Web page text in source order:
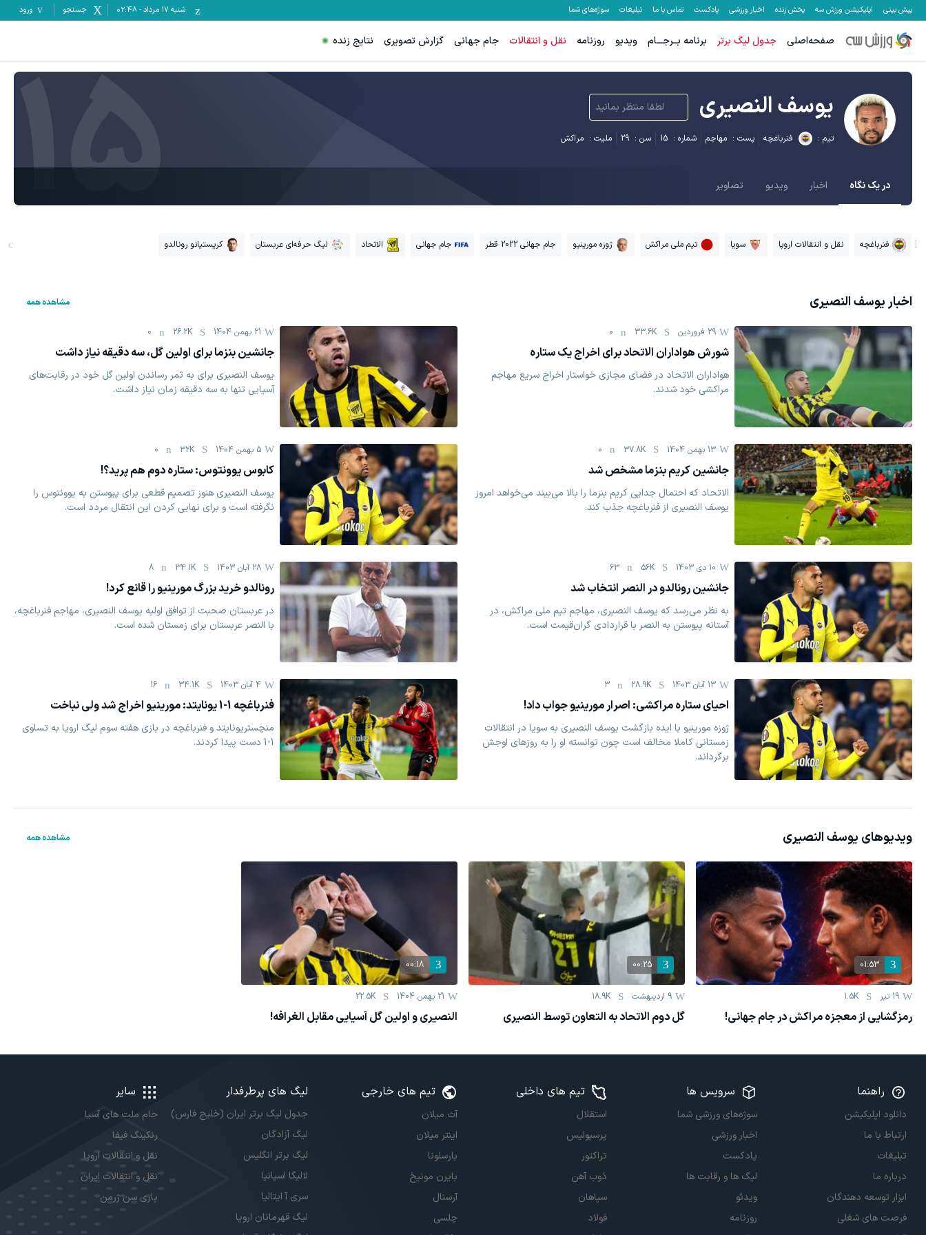
پیش بینی اپلیکیشن ورزش سه پخش زنده اخبار ورزشی پادکست تماس با ما تبلیغات سوژه‌های شما شنبه ۱۷ مرداد -
02:48 جستجو ورود
صفحه‌اصلی جدول لیگ برتر برنامه بــرجـــام ویدیو روزنامه نقل و انتقالات جام جهانی گزارش تصویری نتایج زنده
یوسف النصیری لطفا منتظر بمانید
تیم : فنرباغچه پست : مهاجم شماره : 15 سن : 29 ملیت : مراکش 15 در یک نگاه اخبار ویدیو تصاویر
فنرباغچه نقل و انتقالات اروپا سویا تیم ملی مراکش ژوزه مورینیو جام جهانی 2022 قطر جام جهانی الاتحاد لیگ حرفه‌ای عربستان کریستیانو رونالدو
اخباریوسف النصیری مشاهده همه
29 فروردين 33.6K
0
شورش هواداران الاتحاد برای اخراج یک ستاره
هواداران الاتحاد در فضای مجازی خواستار اخراج سریع مهاجم
مراکشی خود شدند.
21 بهمن 1404 26.2K
0
جانشین بنزما برای اولین گل، سه دقیقه نیاز داشت
یوسف النصیری برای به ثمر رساندن اولین گل خود در رقابت‌های
آسیایی تنها به سه دقیقه زمان نیاز داشت.
13 بهمن 1404 37.8K
0
جانشین کریم بنزما مشخص شد
الاتحاد که احتمال جدایی کریم بنزما را بالا می‌بیند می‌خواهد امروز
یوسف النصیری از فنرباغچه جذب کند.
5 بهمن 1404 32K
0
کابوس یوونتوس: ستاره دوم هم پرید؟!
یوسف النصیری هنوز تصمیم قطعی برای پیوستن به یوونتوس را
نگرفته است و برای نهایی کردن این انتقال مردد است.
10 دی 1403 56K
63
جانشین رونالدو در النصر انتخاب شد
به نظر می‎‌رسد که یوسف النصیری، مهاجم تیم ملی مراکش، در
آستانه پیوستن به النصر با قراردادی گران‌قیمت است.
28 آبان 1403 34.1K
8
رونالدو خرید بزرگ مورینیو را قانع کرد!
در عربستان صحبت از توافق اولیه یوسف النصیری، مهاجم فنرباغچه،
با النصر عربستان برای زمستان شده است.
13 آبان 1403 28.9K
3
احیای ستاره مراکشی: اصرار مورینیو جواب داد!
ژوزه مورینیو با ایده بازگشت یوسف النصیری به سویا در انتقالات
زمستانی کاملا مخالف است چون توانسته او را به روزهای اوجش
برگرداند.
4 آبان 1403 34.1K
16
فنرباغچه 1-1 یونایتد: مورینیو اخراج شد ولی نباخت
منچستریونایتد و فنرباغچه در بازی هفته سوم لیگ اروپا به تساوی
1-1 دست پیدا کردند.
ویدیوهای یوسف النصیری مشاهده همه
01:53
19 تیر 1.5K
رمزگشایی از معجزه مراکش در جام جهانی!
00:25
9 اردیبهشت 18.9K
گل دوم الاتحاد به التعاون توسط النصیری
00:18
21 بهمن 1404 22.5K
النصیری و اولین گل آسیایی مقابل الغرافه!
راهنما
دانلود اپلیکیشن
ارتباط با ما
تبلیغات
درباره ما
ابزار توسعه دهندگان
فرصت های شغلی
سرویس ها
سوژه‌های ورزشی شما
اخبار ورزشی
پادکست
لیگ ها و رقابت ها
ویدئو
روزنامه
تیم های داخلی
استقلال
پرسپولیس
تراکتور
ذوب آهن
سپاهان
فولاد
تیم های خارجی
آث میلان
اینتر میلان
بارسلونا
بایرن مونیخ
آرسنال
چلسی
لیگ های پرطرفدار
جدول لیگ برتر ایران (خلیج فارس)
لیگ آزادگان
لیگ برتر انگلیس
لالیگا اسپانیا
سری آ ایتالیا
لیگ قهرمانان اروپا
سایر
جام ملت های آسیا
رنکینگ فیفا
نقل و انتقالات اروپا
نقل و انتقالات ایران
پاری سن ژرمن